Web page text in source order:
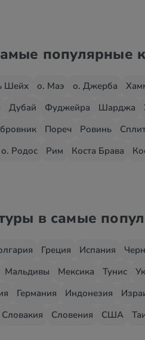
популярные
Шейх о. Маэ о. Джерба
Дубай Фуджейра Шарджа
Пореч Ровинь
о. Родос Рим Коста Брава
в самые
Греция Испания
Мальдивы Мексика Тунис
Германия Индонезия
Словакия Словения США